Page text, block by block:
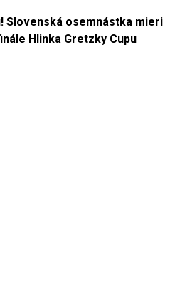
Slovenská osemnástka mieri
Hlinka Gretzky Cupu